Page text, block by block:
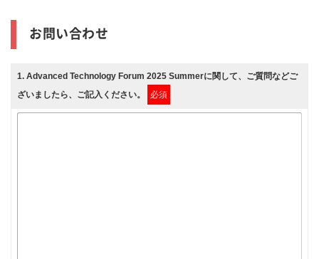
お問い合わせ
1. Advanced Technology Forum 2025 Summerに関して、ご質問などご
ざいましたら、ご記入ください。
必須